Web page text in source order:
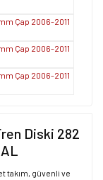
Diski 282
takım, güvenli ve